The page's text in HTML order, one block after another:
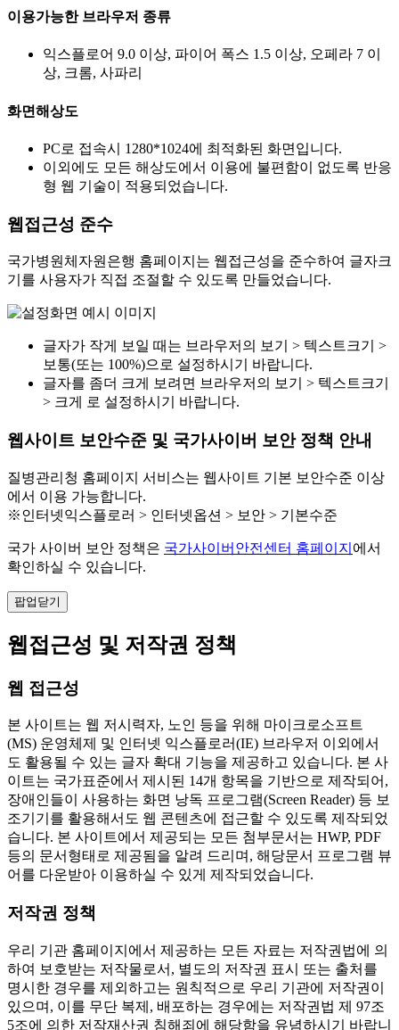
이용가능한 브라우저 종류
익스플로어 9.0 이상, 파이어 폭스 1.5 이상, 오페라 7 이
상, 크롬, 사파리
화면해상도
PC로 접속시 1280*1024에 최적화된 화면입니다.
이외에도 모든 해상도에서 이용에 불편함이 없도록 반응
형 웹 기술이 적용되었습니다.
웹접근성 준수
국가병원체자원은행 홈페이지는 웹접근성을 준수하여 글자크
기를 사용자가 직접 조절할 수 있도록 만들었습니다.
글자가 작게 보일 때는 브라우저의 보기 > 텍스트크기 >
보통(또는 100%)으로 설정하시기 바랍니다.
글자를 좀더 크게 보려면 브라우저의 보기 > 텍스트크기
> 크게 로 설정하시기 바랍니다.
웹사이트 보안수준 및 국가사이버 보안 정책 안내
질병관리청 홈페이지 서비스는 웹사이트 기본 보안수준 이상
에서 이용 가능합니다.
※인터넷익스플로러 > 인터넷옵션 > 보안 > 기본수준
국가 사이버 보안 정책은 국가사이버안전센터 홈페이지 에서
확인하실 수 있습니다.
팝업닫기
웹접근성 및 저작권 정책
웹 접근성
본 사이트는 웹 저시력자, 노인 등을 위해 마이크로소프트
(MS) 운영체제 및 인터넷 익스플로러(IE) 브라우저 이외에서
도 활용될 수 있는 글자 확대 기능을 제공하고 있습니다. 본 사
이트는 국가표준에서 제시된 14개 항목을 기반으로 제작되어,
장애인들이 사용하는 화면 낭독 프로그램(Screen Reader) 등 보
조기기를 활용해서도 웹 콘텐츠에 접근할 수 있도록 제작되었
습니다. 본 사이트에서 제공되는 모든 첨부문서는 HWP, PDF
등의 문서형태로 제공됨을 알려 드리며, 해당문서 프로그램 뷰
어를 다운받아 이용하실 수 있게 제작되었습니다.
저작권 정책
우리 기관 홈페이지에서 제공하는 모든 자료는 저작권법에 의
하여 보호받는 저작물로서, 별도의 저작권 표시 또는 출처를
명시한 경우를 제외하고는 원칙적으로 우리 기관에 저작권이
있으며, 이를 무단 복제, 배포하는 경우에는 저작권법 제 97조
5조에 의한 저작재산권 침해죄에 해당함을 유념하시기 바랍니